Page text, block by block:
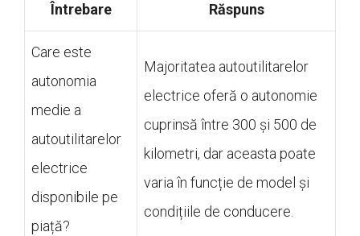
Întrebare Răspuns
Care este
autonomia
medie a
autoutilitarelor
electrice
disponibile pe
piață?
Majoritatea autoutilitarelor
electrice oferă o autonomie
cuprinsă între 300 și 500 de
kilometri, dar aceasta poate
varia în funcție de model și
condițiile de conducere.